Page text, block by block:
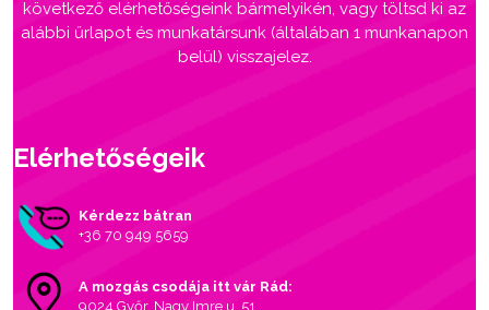
következő elérhetőségeink bármelyikén, vagy töltsd ki az
alábbi űrlapot és munkatársunk (általában 1 munkanapon
belül) visszajelez.
Elérhetőségeik
Kérdezz bátran
+36 70 949 5659
A mozgás csodája itt vár Rád:
9024 Győr, Nagy Imre u. 51.